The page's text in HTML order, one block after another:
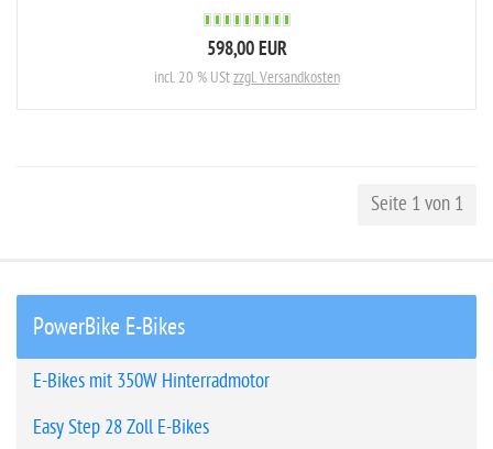
598,00 EUR
incl. 20 % UStzzgl. Versandkosten
Seite 1 von 1
PowerBike E-Bikes
E-Bikes mit 350W Hinterradmotor
Easy Step 28 Zoll E-Bikes